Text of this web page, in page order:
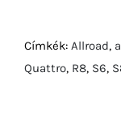
Quattro
Címkék: Allroad,
Quattro, R8, S6,